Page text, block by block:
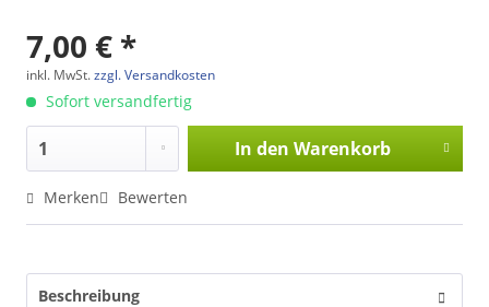
7,00 € *
inkl. MwSt.zzgl. Versandkosten
Sofort versandfertig
In den Warenkorb
Merken Bewerten
Beschreibung